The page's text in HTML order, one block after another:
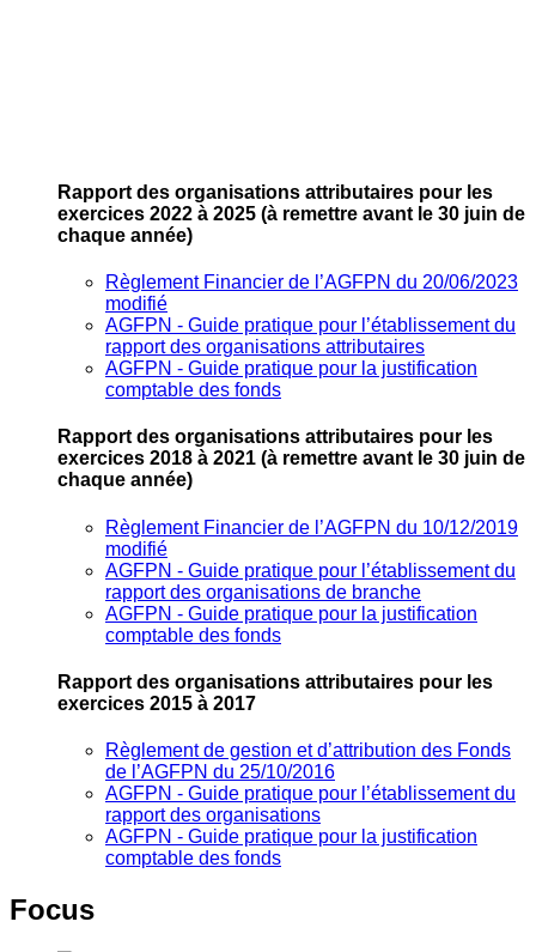
Rapport des organisations attributaires pour les
exercices 2022 à 2025 (à remettre avant le 30 juin de
chaque année)
Règlement Financier de l’AGFPN du 20/06/2023
modifié
AGFPN ‐ Guide pratique pour l’établissement du
rapport des organisations attributaires
AGFPN ‐ Guide pratique pour la justification
comptable des fonds
Rapport des organisations attributaires pour les
exercices 2018 à 2021 (à remettre avant le 30 juin de
chaque année)
Règlement Financier de l’AGFPN du 10/12/2019
modifié
AGFPN ‐ Guide pratique pour l’établissement du
rapport des organisations de branche
AGFPN ‐ Guide pratique pour la justification
comptable des fonds
Rapport des organisations attributaires pour les
exercices 2015 à 2017
Règlement de gestion et d’attribution des Fonds
de l’AGFPN du 25/10/2016
AGFPN ‐ Guide pratique pour l’établissement du
rapport des organisations
AGFPN ‐ Guide pratique pour la justification
comptable des fonds
Focus